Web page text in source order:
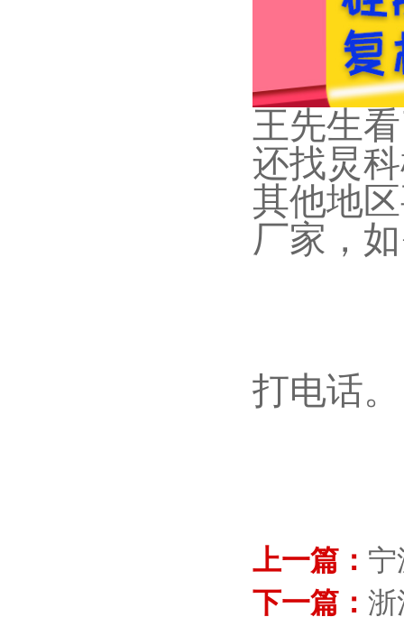
王先生
还找炅
其他地
厂家，
打电话。
上一篇：
下一篇： 浙